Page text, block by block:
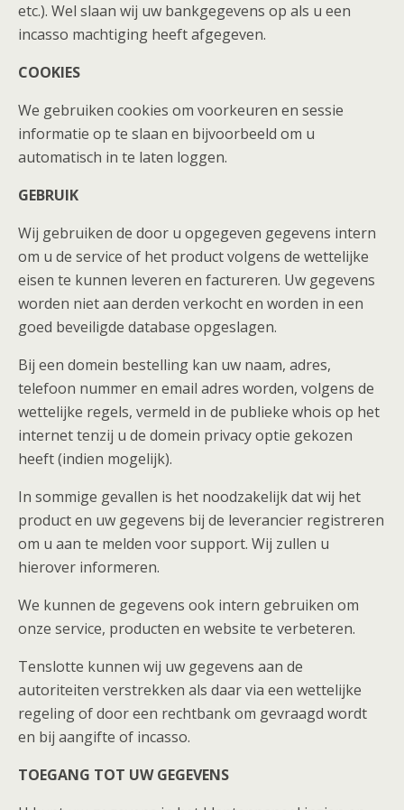
etc.). Wel slaan wij uw bankgegevens op als u een
incasso machtiging heeft afgegeven.
COOKIES
We gebruiken cookies om voorkeuren en sessie
informatie op te slaan en bijvoorbeeld om u
automatisch in te laten loggen.
GEBRUIK
Wij gebruiken de door u opgegeven gegevens intern
om u de service of het product volgens de wettelijke
eisen te kunnen leveren en factureren. Uw gegevens
worden niet aan derden verkocht en worden in een
goed beveiligde database opgeslagen.
Bij een domein bestelling kan uw naam, adres,
telefoon nummer en email adres worden, volgens de
wettelijke regels, vermeld in de publieke whois op het
internet tenzij u de domein privacy optie gekozen
heeft (indien mogelijk).
In sommige gevallen is het noodzakelijk dat wij het
product en uw gegevens bij de leverancier registreren
om u aan te melden voor support. Wij zullen u
hierover informeren.
We kunnen de gegevens ook intern gebruiken om
onze service, producten en website te verbeteren.
Tenslotte kunnen wij uw gegevens aan de
autoriteiten verstrekken als daar via een wettelijke
regeling of door een rechtbank om gevraagd wordt
en bij aangifte of incasso.
TOEGANG TOT UW GEGEVENS